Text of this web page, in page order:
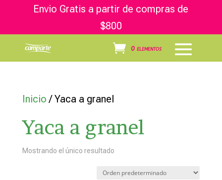
Envio Gratis a partir de compras de
$800
0 elementos
Inicio / Yaca a granel
Yaca a granel
Mostrando el único resultado